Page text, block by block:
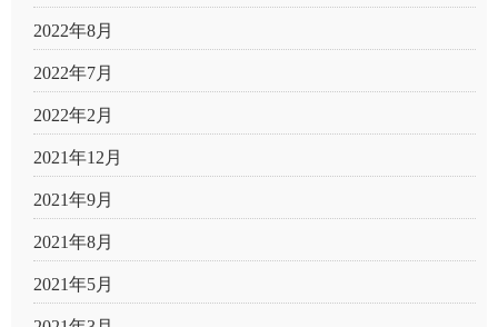
2022年8月
2022年7月
2022年2月
2021年12月
2021年9月
2021年8月
2021年5月